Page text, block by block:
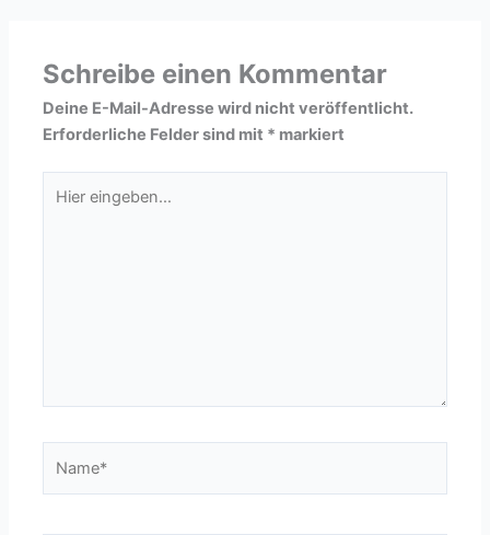
Schreibe einen Kommentar
Deine E-Mail-Adresse wird nicht veröffentlicht.
Erforderliche Felder sind mit * markiert
eingeben…